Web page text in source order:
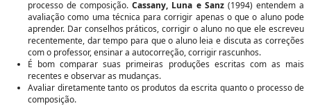
processo de composição.Cassany, Luna e Sanz(1994) entendem a
avaliação como uma técnica para corrigir apenas o que o aluno pode
aprender. Dar conselhos práticos, corrigir o aluno no que ele escreveu
recentemente, dar tempo para que o aluno leia e discuta as correções
com o professor, ensinar a autocorreção, corrigir rascunhos.
É bom comparar suas primeiras produções escritas com as mais
recentes e observar as mudanças.
Avaliar diretamente tanto os produtos da escrita quanto o processo de
composição.